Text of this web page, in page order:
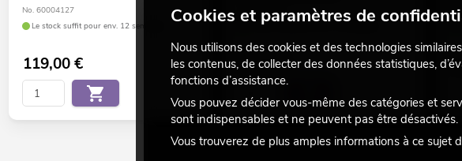
No. 60004127
Le stock suffit pour env. 12 semaines.
119,00€
No. 60004143
Le stock suffit pour env. 12 semaines.
79,90€
Cookies et paramètres de
Nous utilisons des cookies et des technologies
les contenus, de collecter des données statistiques,
fonctions d’assistance.
Vous pouvez décider vous-même des catégories et
sont indispensables et ne peuvent pas être désactivés.
Vous trouverez de plus amples informations à ce sujet